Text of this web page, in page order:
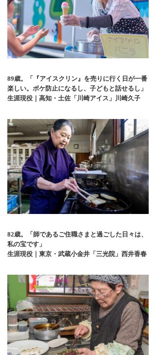
89歳。「『アイスクリン』を売りに行く日が一番
楽しい。ボケ防止になるし、子どもと話せるし」
生涯現役｜高知・土佐「川崎アイス」川崎久子
82歳。「師であるご住職さまと過ごした日々は、
私の宝です」
生涯現役｜東京・武蔵小金井「三光院」西井香春